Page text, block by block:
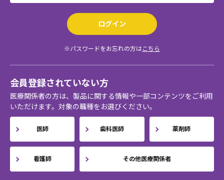
ログイン
※パスワードをお忘れの方はこちら
会員登録されていない方
医療関係者の方は、製品に関する情報や一部コンテンツをご利用
いただけます。対象の職種をお選びください。
医師 歯科医師 薬剤師
看護師 その他医療関係者